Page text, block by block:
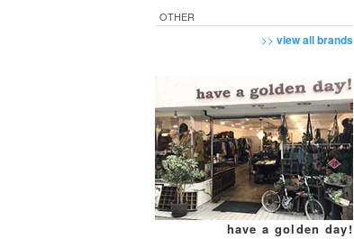
OTHER
>> view all brands
have a golden day!